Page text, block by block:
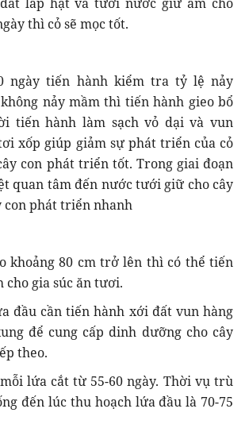
thì cỏ sẽ mọc tốt.
ngày tiến hành kiểm tra tỷ lệ nảy
nảy mầm thì tiến hành gieo bổ
tiến hành làm sạch vỏ dại và vun
xốp giúp giảm sự phát triển của cỏ
con phát triển tốt. Trong giai đoạn
quan tâm đến nước tưới giữ cho cây
con phát triển nhanh
khoảng 80 cm trở lên thì có thể tiến
cho gia súc ăn tươi.
đầu cần tiến hành xới đất vun hàng
để cung cấp dinh dưỡng cho cây
theo.
lứa cắt từ 55-60 ngày. Thời vụ trù
đến lúc thu hoạch lứa đầu là 70-75